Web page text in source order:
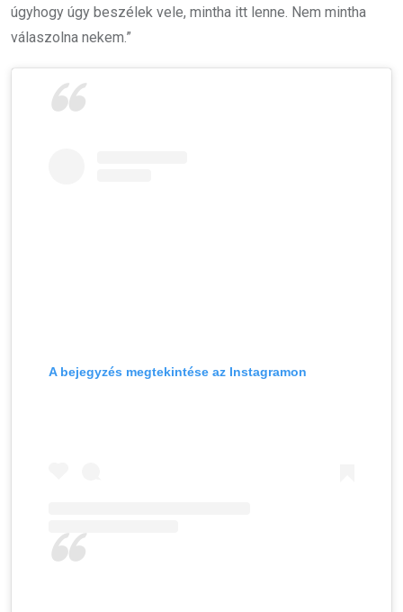
úgyhogy úgy beszélek vele, mintha itt lenne. Nem mintha
válaszolna nekem.”
A bejegyzés megtekintése az Instagramon